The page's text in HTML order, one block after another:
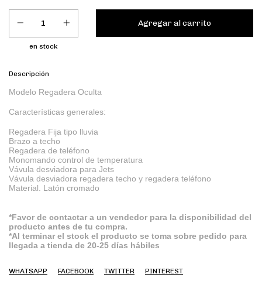
en stock
Descripción
Modelo Regadera Oculta
Características generales:
Regadera Fija tipo lluvia
Brazo a techo
Regadera de teléfono
Monomando control de temperatura
Vávula desviadora para Jets
Vávula desviadora regadera techo y regadera teléfono
Material. Latón cromado
*Favor de contactar a un vendedor para la disponibilidad del
producto antes de tu compra.
*Al terminar el stock el producto se toma sobre pedido para
llegada a tienda de 20-25 días hábiles
WHATSAPP FACEBOOK TWITTER PINTEREST